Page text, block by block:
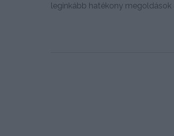
leginkább hatékony megoldások